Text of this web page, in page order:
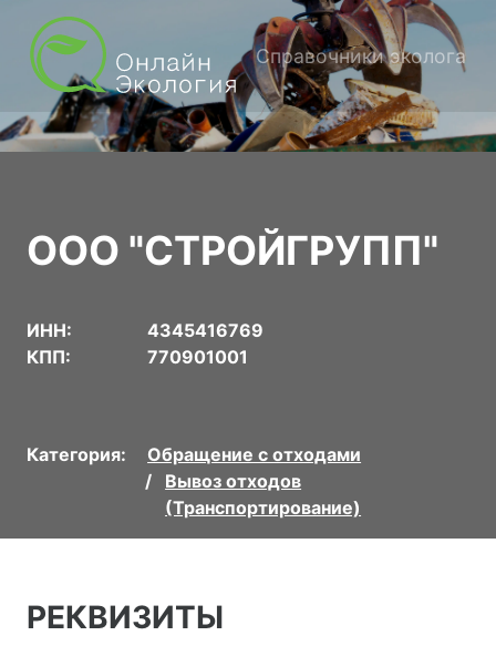
Справочники эколога
ООО "СТРОЙГРУПП"
ИНН:
4345416769
КПП:
770901001
Категория:
Обращение с отходами
Вывоз отходов
(Транспортирование)
РЕКВИЗИТЫ